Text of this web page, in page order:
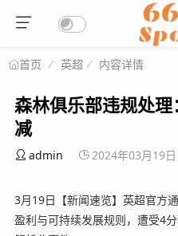
首页 英超 内容详情
森林俱乐部违规处
减
admin 2024年03月19
3月19日【新闻速览】英超官方
盈利与可持续发展规则，遭受4